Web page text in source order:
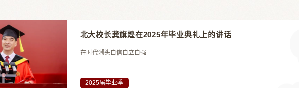
北大校长龚旗煌在2025年毕业典礼上的讲话
在时代潮头自信自立自强
2025届毕业季